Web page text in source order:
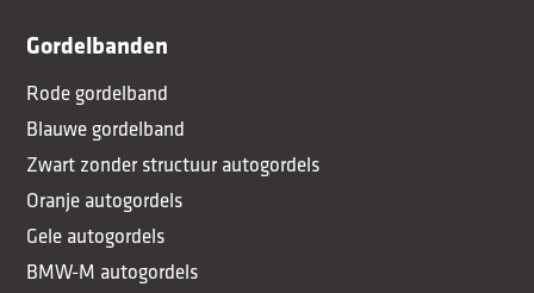
Gordelbanden
Rode gordelband
Blauwe gordelband
Zwart zonder structuur autogordels
Oranje autogordels
Gele autogordels
BMW-M autogordels